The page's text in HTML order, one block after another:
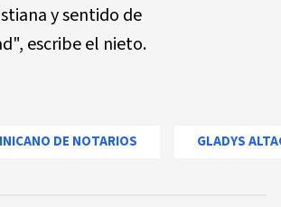
y sentido de
escribe el nieto.
DE NOTARIOS GLADYS